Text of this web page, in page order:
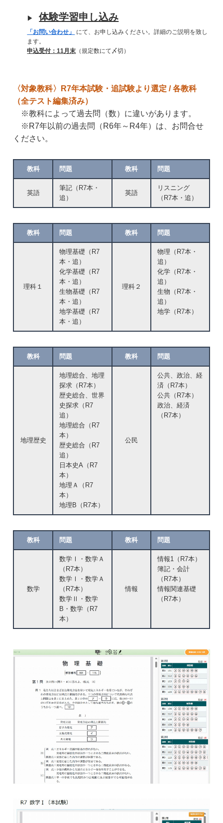
▶体験学習申し込み
「お問い合わせ」
にて、お申し込みください。詳細のご説明を致し
ます。
申込受付：11月末 （規定数にて〆切）
〈対象教科〉R7年本試験・追試験より選定 / 各教科
（全テスト編集済み）
※教科によって過去問（数）に違いがあります。
※R7年以前の過去問（R6年～R4年）は、お問合せ
ください。
教科 問題 教科 問題
英語
筆記（R7本・
追）
英語
リスニング
（R7本・追）
教科 問題 教科 問題
理科１
物理基礎（R7
本・追）
化学基礎（R7
本・追）
生物基礎（R7
本・追）
地学基礎（R7
本・追）
理科２
物理（R7本・
追）
化学（R7本・
追）
生物（R7本・
追）
地学（R7本）
教科 問題 教科 問題
地理歴史
地理総合、地理
探求（R7本）
歴史総合、世界
史探求（R7
追）
地理総合（R7
本）
歴史総合（R7
追）
日本史A（R7
本）
地理Ａ（R7
本）
地理B（R7本）
公民
公共、政治、経
済（R7本）
公共（R7本）
政治、経済
（R7本）
教科 問題 教科 問題
数学
数学Ⅰ・数学Ａ
（R7本）
数学Ⅰ・数学Ａ
（R7本）
数学Ⅱ・数学
B・数学（R7
本）
情報
情報1（R7本）
簿記・会計
（R7本）
情報関連基礎
（R7本）